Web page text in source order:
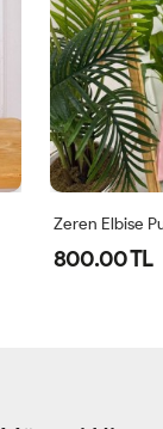
Zeren Elbise
800.00 TL